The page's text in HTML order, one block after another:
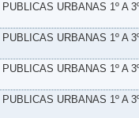
URBANAS 1º A
URBANAS 1º A
URBANAS 1º A
URBANAS 1º A